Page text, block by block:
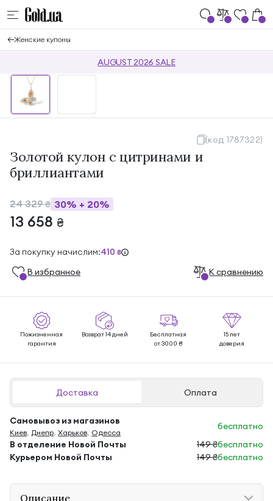
Женские кулоны
AUGUST 2026 SALE
(код 1787322)
Золотой кулон с цитринами и
бриллиантами
24 329₴ 30% + 20%
13 658 ₴
За покупку начислим:410 ₴
В избранноe К сравнению
Пожизненная
гарантия
Возврат 14 дней
Бесплатная
от 3000 ₴
15 лет
доверия
Доставка Оплата
Самовывоз из магазинов
Киев, Днепр, Харьков, Одесса
бесплатно
В отделение Новой Почты
149 ₴бесплатно
Курьером Новой Почты
149 ₴бесплатно
Описание